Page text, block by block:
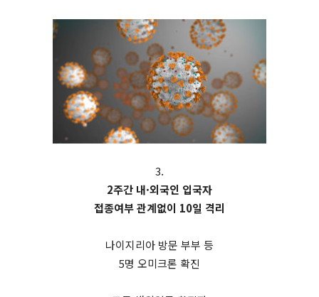
3.
2주간 내·외국인 입국자
접종여부 관계없이 10일 격리
나이지리아 방문 부부 등
5명 오미크론 확진